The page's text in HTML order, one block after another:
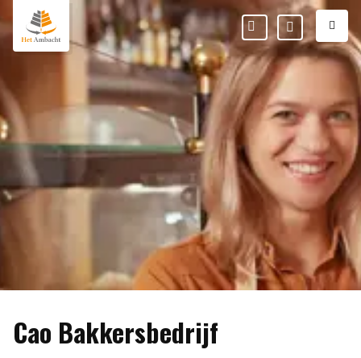
Mijn
Ambacht
Favorieten
Cao Bakkersbedrijf